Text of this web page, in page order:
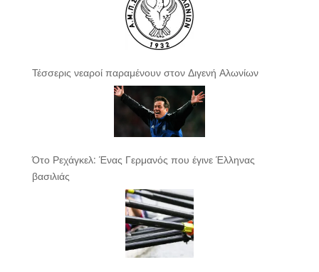
Τέσσερις νεαροί παραμένουν στον Διγενή Αλωνίων
Ότο Ρεχάγκελ: Ένας Γερμανός που έγινε Έλληνας
βασιλιάς